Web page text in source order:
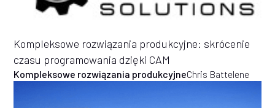
Kompleksowe rozwiązania produkcyjne: skrócenie
czasu programowania dzięki CAM
Kompleksowe rozwiązania produkcyjneChris Battelene